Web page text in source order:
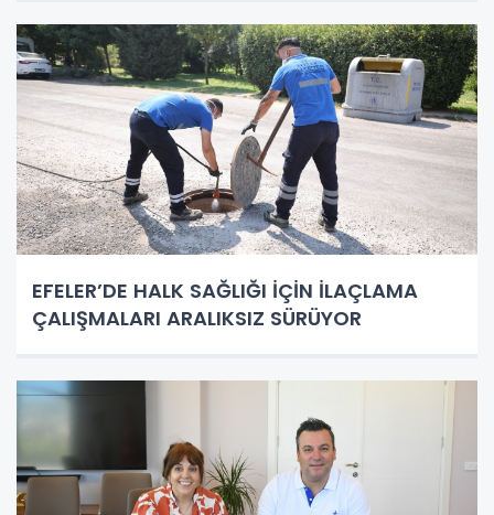
EFELER’DE HALK SAĞLIĞI İÇİN İLAÇLAMA
ÇALIŞMALARI ARALIKSIZ SÜRÜYOR